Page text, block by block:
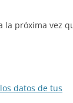
la próxima vez
datos de tus